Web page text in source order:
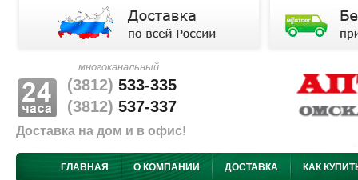
многоканальный
(3812) 533-335
(3812) 537-337
Доставка на дом и в офис!
ГЛАВНАЯ О КОМПАНИИ ДОСТАВКА КАК